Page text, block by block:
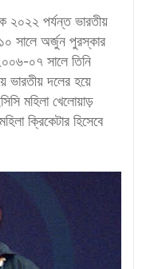
২০২২ পর্যন্ত ভারতীয়
সালে অর্জুন পুরস্কার
০৭ সালে তিনি
ভারতীয় দলের হয়ে
মহিলা খেলোয়াড়
ক্রিকেটার হিসেবে